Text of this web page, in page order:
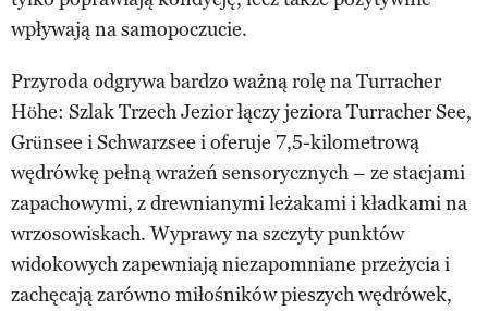
wpływają na samopoczucie.
Przyroda odgrywa bardzo ważną rolę na Turracher
Höhe: Szlak Trzech Jezior łączy jeziora Turracher See,
Grünsee i Schwarzsee i oferuje 7,5-kilometrową
wędrówkę pełną wrażeń sensorycznych – ze stacjami
zapachowymi, z drewnianymi leżakami i kładkami na
wrzosowiskach. Wyprawy na szczyty punktów
widokowych zapewniają niezapomniane przeżycia i
zachęcają zarówno miłośników pieszych wędrówek,